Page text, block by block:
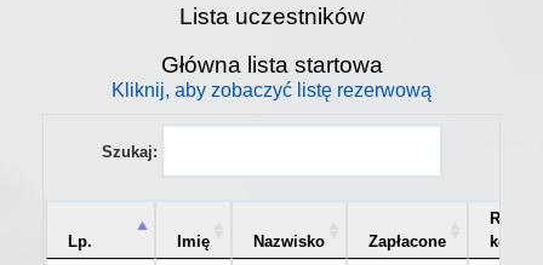
Lista uczestników
Główna lista startowa
Kliknij, aby zobaczyć listę rezerwową
Szukaj:
Lp. Imię Nazwisko Zapłacone